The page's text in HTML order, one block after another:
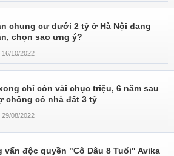
chung cư dưới 2 tỷ ở Hà Nội đang
chọn sao ưng ý?
16/10/2022
chỉ còn vài chục triệu, 6 năm sau
chồng có nhà đất 3 tỷ
29/08/2022
vấn độc quyền "Cô Dâu 8 Tuổi" Avika